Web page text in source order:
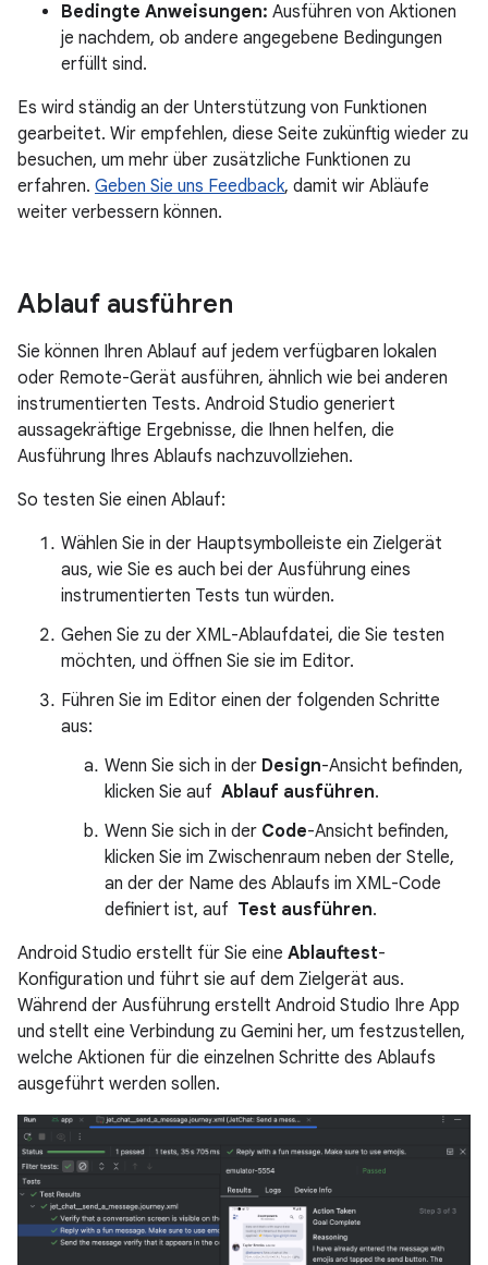
Bedingte Anweisungen: Ausführen von Aktionen
je nachdem, ob andere angegebene Bedingungen
erfüllt sind.
Es wird ständig an der Unterstützung von Funktionen
gearbeitet. Wir empfehlen, diese Seite zukünftig wieder zu
besuchen, um mehr über zusätzliche Funktionen zu
erfahren. Geben Sie uns Feedback, damit wir Abläufe
weiter verbessern können.
Ablauf ausführen
Sie können Ihren Ablauf auf jedem verfügbaren lokalen
oder Remote-Gerät ausführen, ähnlich wie bei anderen
instrumentierten Tests. Android Studio generiert
aussagekräftige Ergebnisse, die Ihnen helfen, die
Ausführung Ihres Ablaufs nachzuvollziehen.
So testen Sie einen Ablauf:
Wählen Sie in der Hauptsymbolleiste ein Zielgerät
aus, wie Sie es auch bei der Ausführung eines
instrumentierten Tests tun würden.
Gehen Sie zu der XML-Ablaufdatei, die Sie testen
möchten, und öffnen Sie sie im Editor.
Führen Sie im Editor einen der folgenden Schritte
aus:
Wenn Sie sich in der Design-Ansicht befinden,
klicken Sie auf Ablauf ausführen.
Wenn Sie sich in der Code-Ansicht befinden,
klicken Sie im Zwischenraum neben der Stelle,
an der der Name des Ablaufs im XML-Code
definiert ist, auf Test ausführen.
Android Studio erstellt für Sie eine Ablauftest-
Konfiguration und führt sie auf dem Zielgerät aus.
Während der Ausführung erstellt Android Studio Ihre App
und stellt eine Verbindung zu Gemini her, um festzustellen,
welche Aktionen für die einzelnen Schritte des Ablaufs
ausgeführt werden sollen.